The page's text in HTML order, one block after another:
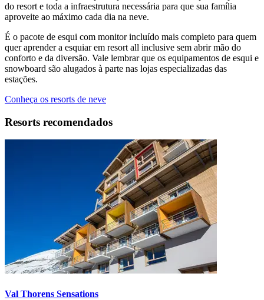
do resort e toda a infraestrutura necessária para que sua família
aproveite ao máximo cada dia na neve.
É o pacote de esqui com monitor incluído mais completo para quem
quer aprender a esquiar em resort all inclusive sem abrir mão do
conforto e da diversão. Vale lembrar que os equipamentos de esqui e
snowboard são alugados à parte nas lojas especializadas das
estações.
Conheça os resorts de neve
Resorts recomendados
Val Thorens Sensations